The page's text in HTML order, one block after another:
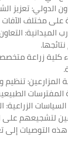
الدولي:
على مختلف
الميدانية:
كلية زراعة
المزارعين:
المفترسات
السياسات
لتشجيعهم على
التوصيات إلى